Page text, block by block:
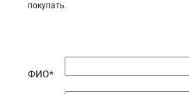
покупать.
ФИО*